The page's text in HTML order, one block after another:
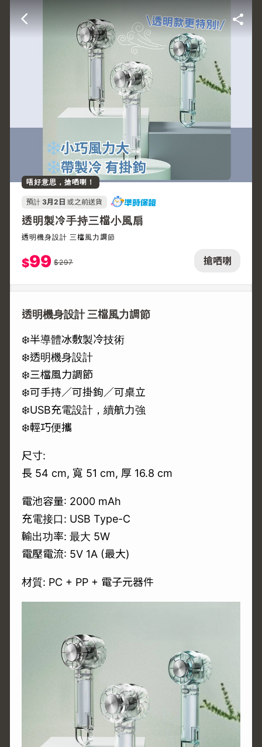
搶哂喇
唔好意思，搶哂喇！
預計 3月2日 或之前送貨
透明製冷手持三檔小風扇
透明機身設計 三檔風力調節
$99 $297
透明機身設計 三檔風力調節
❄️半導體冰敷製冷技術
❄️透明機身設計
❄️三檔風力調節
❄️可手持／可掛鉤／可桌立
❄️USB充電設計，續航力強
❄️輕巧便攜
尺寸:
長 54 cm, 寬 51 cm, 厚 16.8 cm
電池容量: 2000 mAh
充電接口: USB Type-C
輸出功率: 最大 5W
電壓電流: 5V 1A (最大)
材質: PC + PP + 電子元器件